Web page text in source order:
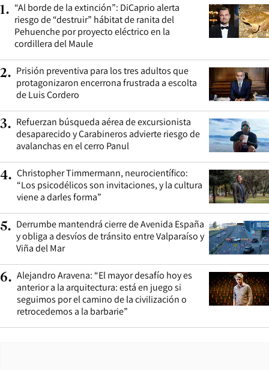
1. “Al borde de la extinción”: DiCaprio alerta
riesgo de “destruir” hábitat de ranita del
Pehuenche por proyecto eléctrico en la
cordillera del Maule
2. Prisión preventiva para los tres adultos que
protagonizaron encerrona frustrada a escolta
de Luis Cordero
3. Refuerzan búsqueda aérea de excursionista
desaparecido y Carabineros advierte riesgo de
avalanchas en el cerro Panul
4. Christopher Timmermann, neurocientífico:
“Los psicodélicos son invitaciones, y la cultura
viene a darles forma”
5. Derrumbe mantendrá cierre de Avenida España
y obliga a desvíos de tránsito entre Valparaíso y
Viña del Mar
6. Alejandro Aravena: “El mayor desafío hoy es
anterior a la arquitectura: está en juego si
seguimos por el camino de la civilización o
retrocedemos a la barbarie”